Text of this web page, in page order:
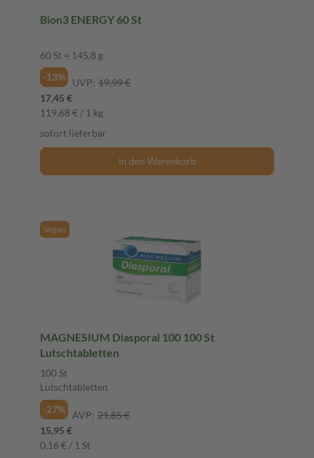
Bion3 ENERGY 60 St
60 St = 145,8 g
-13%
UVP: 19,99 €
17,45 €
119,68 € / 1 kg
sofort lieferbar
In den Warenkorb
Vegan
MAGNESIUM Diasporal 100 100 St
Lutschtabletten
100 St
Lutschtabletten
-27%
AVP: 21,85 €
15,95 €
0,16 € / 1 St